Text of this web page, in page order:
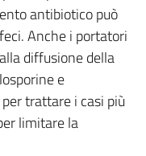
antibiotico può
Anche i portatori
diffusione della
e
trattare i casi più
limitare la